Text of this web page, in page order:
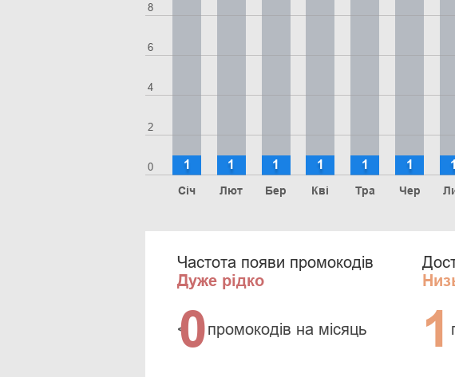
0
2
4
6
8
Січ
1
Лют
1
Бер
1
Кві
1
Тра
1
Чер
1 1
Частота появи промокодів
Дуже рідко
<0промокодів на місяць 1